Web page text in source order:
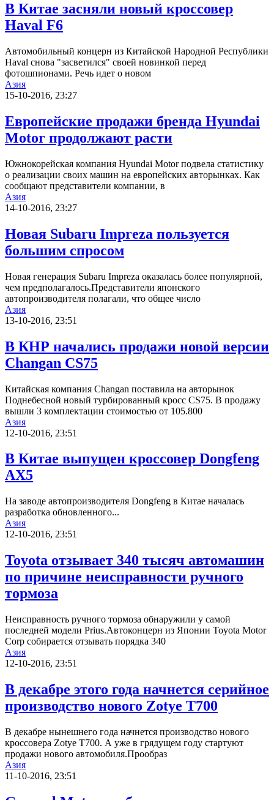
В Китае засняли новый кроссовер
Haval F6
Автомобильный концерн из Китайской Народной Республики
Haval снова "засветилcя" своей новинкой перед
фотошпионами. Речь идет о новом
Азия
15-10-2016, 23:27
Европейские продажи бренда Hyundai
Motor продолжают расти
Южнокорейская компания Hyundai Motor подвела статистику
о реализации своих машин на европейских авторынках. Как
сообщают представители компании, в
Азия
14-10-2016, 23:27
Новая Subaru Impreza пользуется
большим спросом
Новая генерация Subaru Impreza оказалась более популярной,
чем предполагалось.Представители японского
автопроизводителя полагали, что общее число
Азия
13-10-2016, 23:51
В КНР начались продажи новой версии
Changan CS75
Китайская компания Changan поставила на авторынок
Поднебесной новый турбированный кросс CS75. В продажу
вышли 3 комплектации стоимостью от 105.800
Азия
12-10-2016, 23:51
В Китае выпущен кроссовер Dongfeng
AX5
На заводе автопроизводителя Dongfeng в Китае началась
разработка обновленного...
Азия
12-10-2016, 23:51
Toyota отзывает 340 тысяч автомашин
по причине неисправности ручного
тормоза
Неисправность ручного тормоза обнаружили у самой
последней модели Prius.Автоконцерн из Японии Toyota Motor
Corp собирается отзывать порядка 340
Азия
12-10-2016, 23:51
В декабре этого года начнется серийное
производство нового Zotye T700
В декабре нынешнего года начнется производство нового
кроссовера Zotye T700. А уже в грядущем году стартуют
продажи нового автомобиля.Прообраз
Азия
11-10-2016, 23:51